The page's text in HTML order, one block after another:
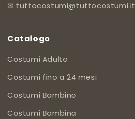
✉ tuttocostumi@tuttocostumi.it
Catalogo
Costumi Adulto
Costumi fino a 24 mesi
Costumi Bambino
Costumi Bambina